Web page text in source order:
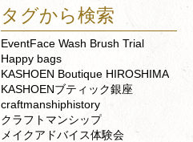
タグから検索
EventFace Wash Brush Trial
Happy bags
KASHOEN Boutique HIROSHIMA
KASHOENブティック銀座
craftmanshiphistory
クラフトマンシップ
メイクアドバイス体験会